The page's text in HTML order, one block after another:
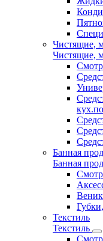
Чистящие,
Чистящие,
Банная
Банная
Текстиль
Текстиль